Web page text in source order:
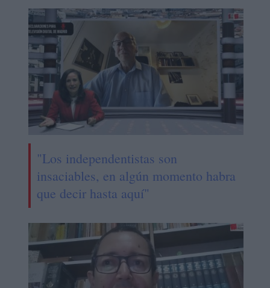
"Los independentistas son
insaciables, en algún momento habra
que decir hasta aquí"